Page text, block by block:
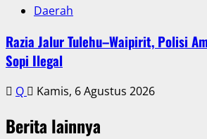
Daerah
Razia Jalur Tulehu–Waipirit, Polisi
Sopi Ilegal
Q Kamis, 6 Agustus 2026
Berita lainnya